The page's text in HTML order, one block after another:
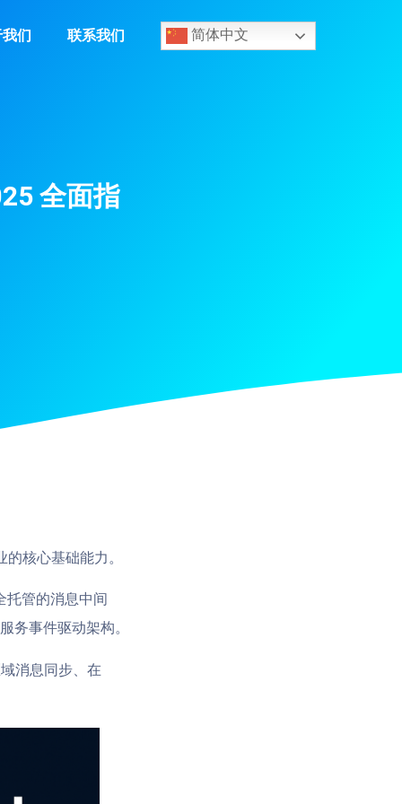
们 联系我们 简体中文
全面指
核心基础能力。
托管的消息中间
务事件驱动架构。
消息同步、在